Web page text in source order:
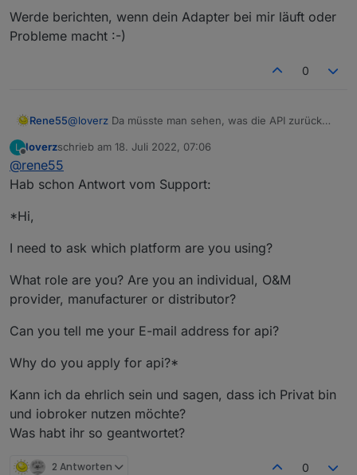
Werde berichten, wenn dein Adapter bei mir läuft oder
Probleme macht :-)
0
Rene55@loverz Da müsste man sehen, was die API zurück
Solarman die intern behandelt. Nötigenfalls muss ich
Für die Secrets braucht der Support nur deine eMail.
Die Seriennumer(n) kennt Solarman ja schon seit dem
L
Offline
loverzschrieb am 18. Juli 2022, 07:06
zuletzt editiert von
@rene55
Hab schon Antwort vom Support:
*Hi,
I need to ask which platform are you using?
What role are you? Are you an individual, O&M
provider, manufacturer or distributor?
Can you tell me your E-mail address for api?
Why do you apply for api?*
Kann ich da ehrlich sein und sagen, dass ich Privat bin
und iobroker nutzen möchte?
Was habt ihr so geantwortet?
2 Antworten 0